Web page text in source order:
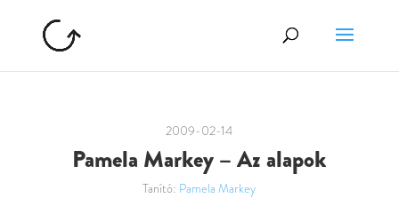
2009-02-14
Pamela Markey – Az alapok
Tanító: Pamela Markey